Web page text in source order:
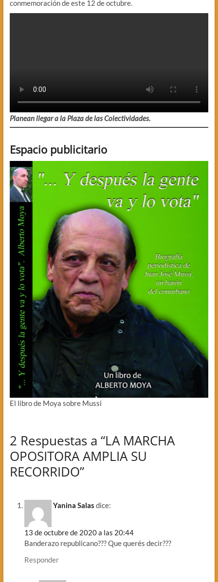
conmemoración de este 12 de octubre.
Planean llegar a la Plaza de las Colectividades.
Espacio publicitario
El libro de Moya sobre Mussi
2 Respuestas a “LA MARCHA
OPOSITORA AMPLIA SU
RECORRIDO”
Yanina Salas dice:
13 de octubre de 2020 a las 20:44
Banderazo republicano??? Que querés decir???
Responder